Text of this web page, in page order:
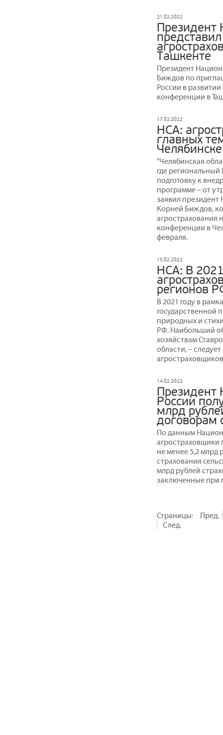
21.02.2022
Ташкенте
Президент
Биждов по
России в
конференции в
17.02.2022
НСА:
главных
Челябинске
"Челябинская
где
подготовку к
программе – от
заявил
Корней Биждов,
конференции в
февраля.
15.02.2022
НСА: В
регионов
В 2021 году в
государственной
природных и
РФ. Наибольший
хозяйствам
области, –
14.02.2022
Президент
России
млрд
договорам
По данным
агростраховщики
не менее 5,2 млрд
страхования
млрд рублей
заключенные при
Страницы:
Пред.
След.